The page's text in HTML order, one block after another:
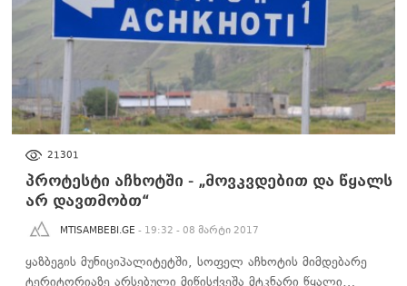
21301
პროტესტი აჩხოტში - „მოვკვდებით და წყალს
არ დავთმობთ“
MTISAMBEBI.GE - 19:32 - 08 მარტი 2017
ყაზბეგის მუნიციპალიტეტში, სოფელ აჩხოტის მიმდებარე
ტერიტორიაზე არსებული მიწისქვეშა მტკნარი წყალი…